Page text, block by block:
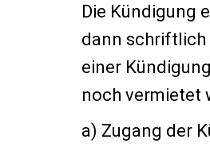
Die Kündigung
dann schriftlich
einer
noch vermietet
a) Zugang der